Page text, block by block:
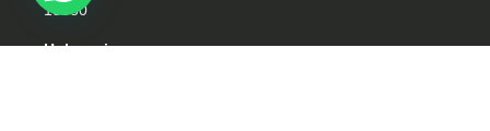
15530
Hubungi